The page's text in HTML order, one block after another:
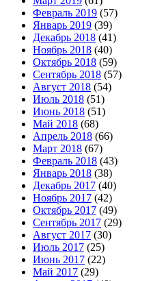
Февраль 2019 (57)
Январь 2019 (39)
Декабрь 2018 (41)
Ноябрь 2018 (40)
Октябрь 2018 (59)
Сентябрь 2018 (57)
Август 2018 (54)
Июль 2018 (51)
Июнь 2018 (51)
Май 2018 (68)
Апрель 2018 (66)
Март 2018 (67)
Февраль 2018 (43)
Январь 2018 (38)
Декабрь 2017 (40)
Ноябрь 2017 (42)
Октябрь 2017 (49)
Сентябрь 2017 (29)
Август 2017 (30)
Июль 2017 (25)
Июнь 2017 (22)
Май 2017 (29)